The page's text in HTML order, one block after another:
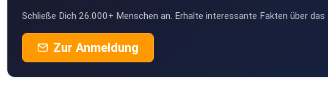
Schließe Dich 26.000+ Menschen an. Erhalte interessante Fakten über
Zur Anmeldung